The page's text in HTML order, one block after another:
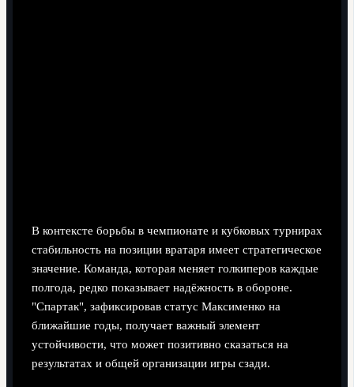
В контексте борьбы в чемпионате и кубковых турнирах
стабильность на позиции вратаря имеет стратегическое
значение. Команда, которая меняет голкиперов каждые
полгода, редко показывает надёжность в обороне.
"Спартак", зафиксировав статус Максименко на
ближайшие годы, получает важный элемент
устойчивости, что может позитивно сказаться на
результатах и общей организации игры сзади.